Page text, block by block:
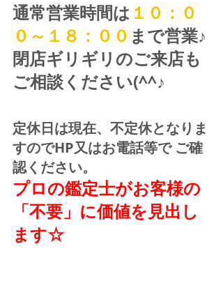
通常営業時間は １０：０
０～１８：００ まで営業♪
閉店ギリギリのご来店も
ご相談ください(^^♪
定休日は現在、不定休となりま
すのでHP又はお電話等で ご確
認ください。
プロの鑑定士がお客様の
「不要」に価値を見出し
ます☆